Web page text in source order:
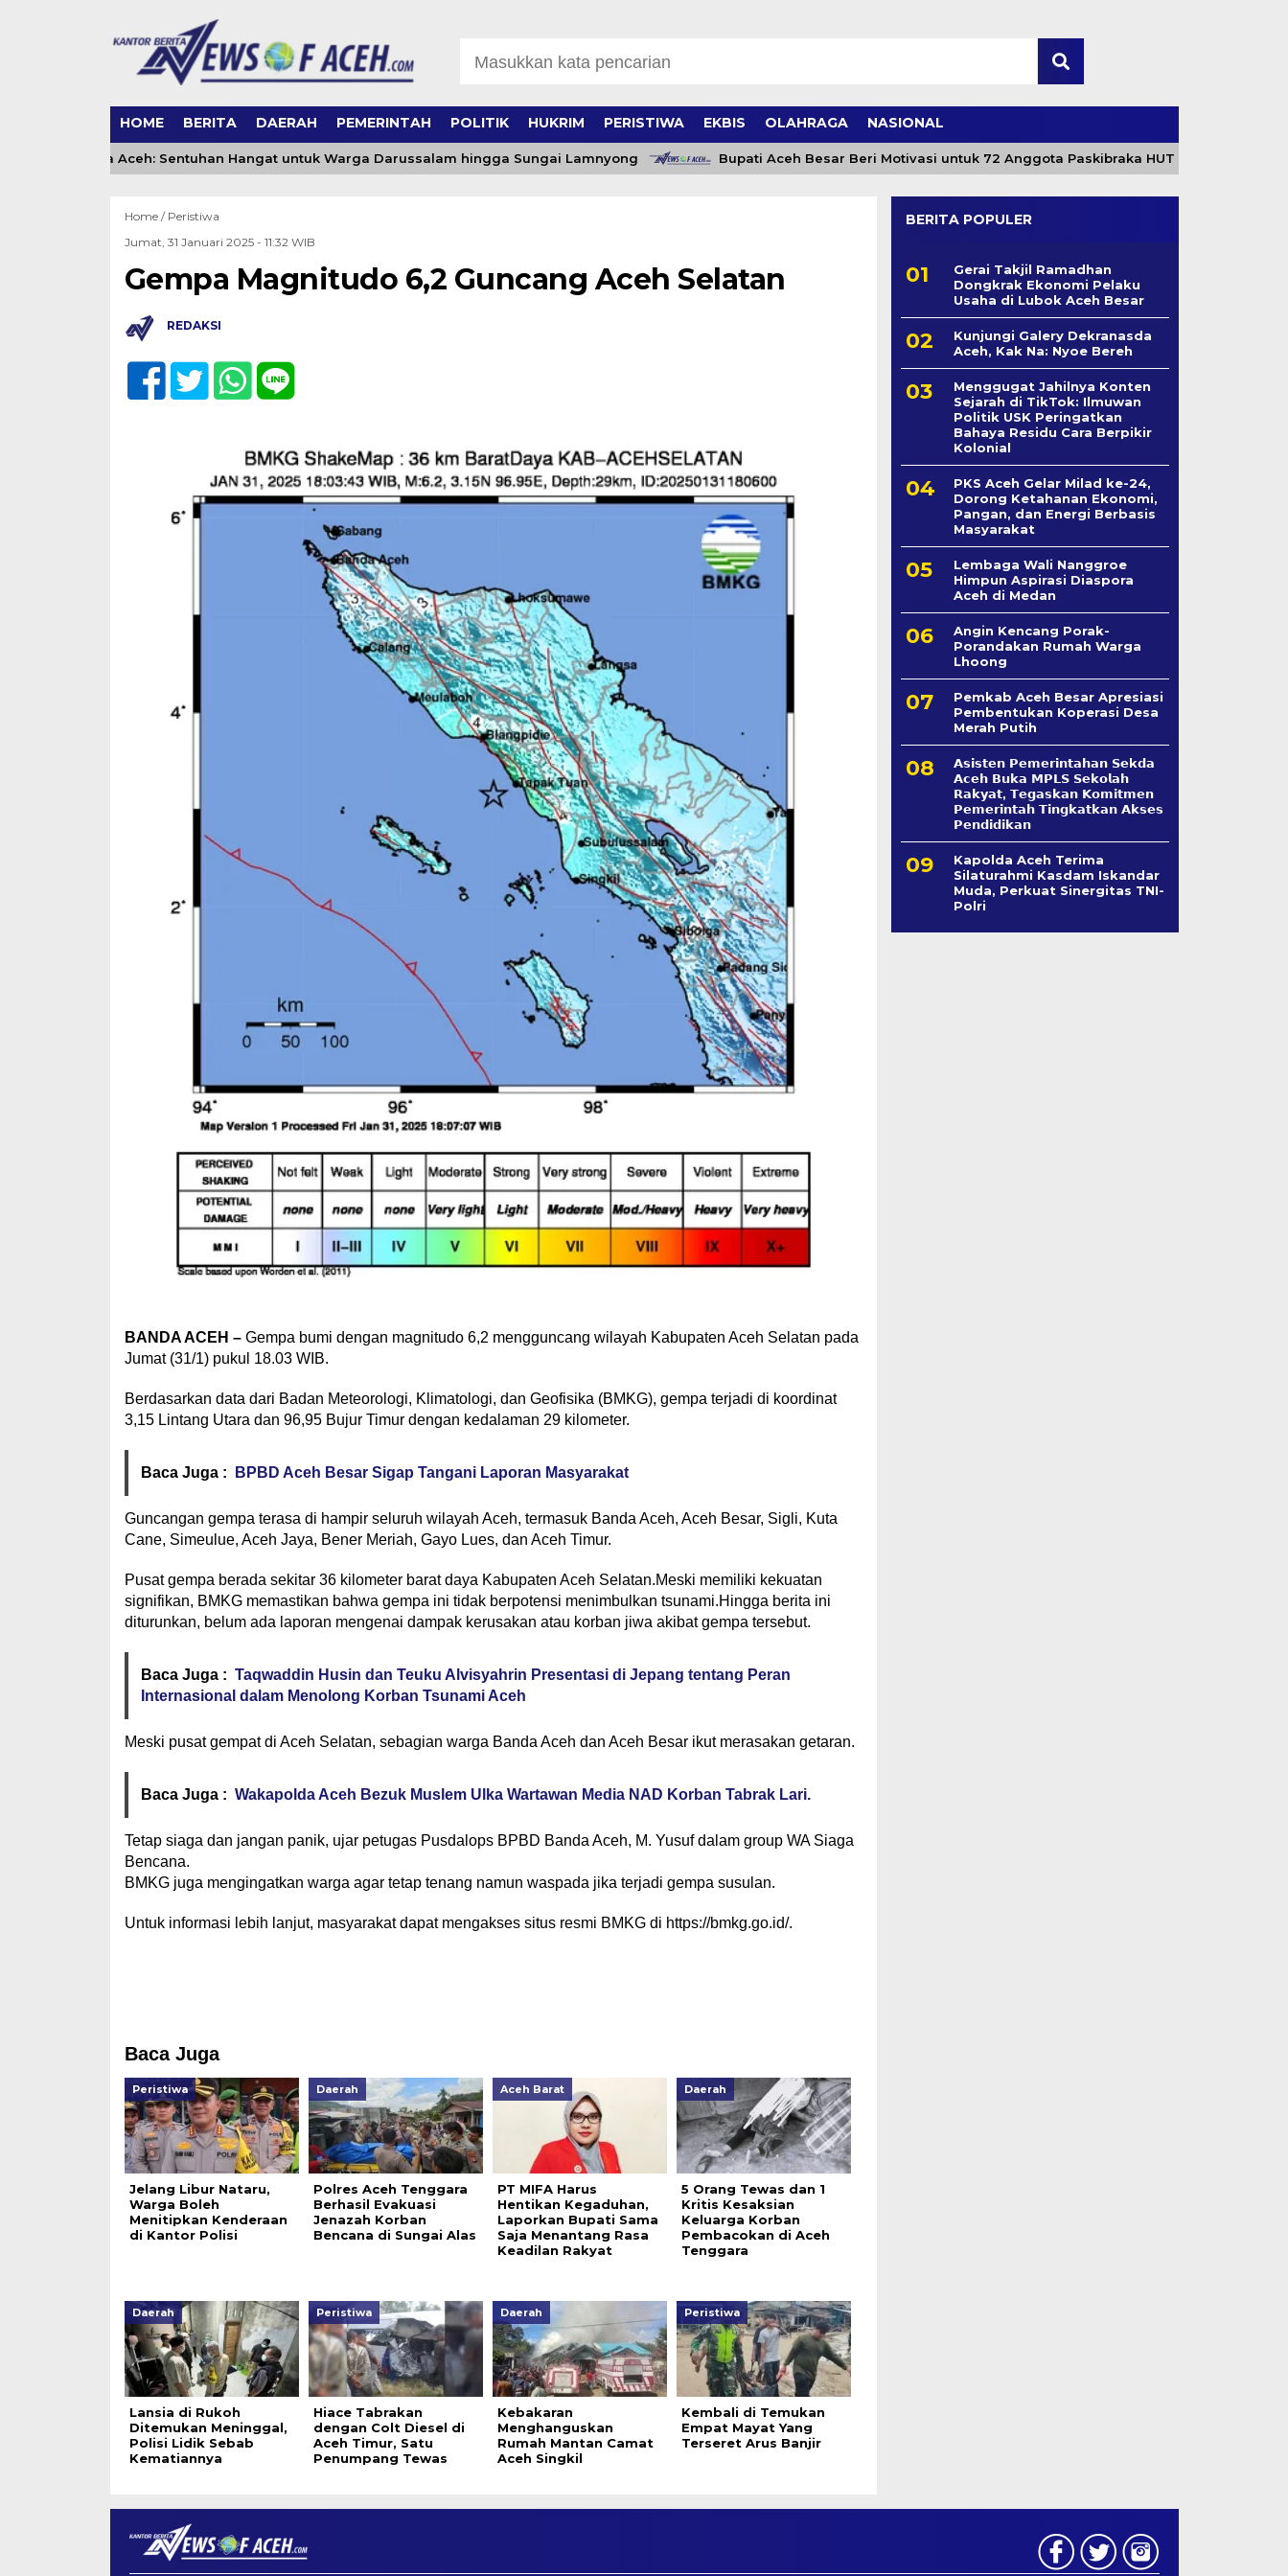
HOME BERITA DAERAH PEMERINTAH POLITIK HUKRIM PERISTIWA EKBIS OLAHRAGA NASIONAL
DSI Banda Aceh: Sentuhan Hangat untuk Warga Darussalam hingga Sungai Lamnyong Bupati Aceh Besar Beri Motivasi untuk 72 Anggota Paskibraka HUT ke-81 RI
Home / Peristiwa
Jumat, 31 Januari 2025 - 11:32 WIB
Gempa Magnitudo 6,2 Guncang Aceh Selatan
REDAKSI
BANDA ACEH –Gempa bumi dengan magnitudo 6,2 mengguncang wilayah Kabupaten Aceh Selatan pada
Jumat (31/1) pukul 18.03 WIB.
Berdasarkan data dari Badan Meteorologi, Klimatologi, dan Geofisika (BMKG), gempa terjadi di koordinat
3,15 Lintang Utara dan 96,95 Bujur Timur dengan kedalaman 29 kilometer.
Baca Juga : BPBD Aceh Besar Sigap Tangani Laporan Masyarakat
Guncangan gempa terasa di hampir seluruh wilayah Aceh, termasuk Banda Aceh, Aceh Besar, Sigli, Kuta
Cane, Simeulue, Aceh Jaya, Bener Meriah, Gayo Lues, dan Aceh Timur.
Pusat gempa berada sekitar 36 kilometer barat daya Kabupaten Aceh Selatan.Meski memiliki kekuatan
signifikan, BMKG memastikan bahwa gempa ini tidak berpotensi menimbulkan tsunami.Hingga berita ini
diturunkan, belum ada laporan mengenai dampak kerusakan atau korban jiwa akibat gempa tersebut.
Baca Juga : Taqwaddin Husin dan Teuku Alvisyahrin Presentasi di Jepang tentang Peran
Internasional dalam Menolong Korban Tsunami Aceh
Meski pusat gempat di Aceh Selatan, sebagian warga Banda Aceh dan Aceh Besar ikut merasakan getaran.
Baca Juga : Wakapolda Aceh Bezuk Muslem Ulka Wartawan Media NAD Korban Tabrak Lari.
Tetap siaga dan jangan panik, ujar petugas Pusdalops BPBD Banda Aceh, M. Yusuf dalam group WA Siaga
Bencana.
BMKG juga mengingatkan warga agar tetap tenang namun waspada jika terjadi gempa susulan.
Untuk informasi lebih lanjut, masyarakat dapat mengakses situs resmi BMKG di https://bmkg.go.id/.
Baca Juga
Peristiwa
Jelang Libur Nataru,
Warga Boleh
Menitipkan Kenderaan
di Kantor Polisi
Daerah
Polres Aceh Tenggara
Berhasil Evakuasi
Jenazah Korban
Bencana di Sungai Alas
Aceh Barat
PT MIFA Harus
Hentikan Kegaduhan,
Laporkan Bupati Sama
Saja Menantang Rasa
Keadilan Rakyat
Daerah
5 Orang Tewas dan 1
Kritis Kesaksian
Keluarga Korban
Pembacokan di Aceh
Tenggara
Daerah
Lansia di Rukoh
Ditemukan Meninggal,
Polisi Lidik Sebab
Kematiannya
Peristiwa
Hiace Tabrakan
dengan Colt Diesel di
Aceh Timur, Satu
Penumpang Tewas
Daerah
Kebakaran
Menghanguskan
Rumah Mantan Camat
Aceh Singkil
Peristiwa
Kembali di Temukan
Empat Mayat Yang
Terseret Arus Banjir
BERITA POPULER
Gerai Takjil Ramadhan
Dongkrak Ekonomi Pelaku
Usaha di Lubok Aceh Besar
Kunjungi Galery Dekranasda
Aceh, Kak Na: Nyoe Bereh
Menggugat Jahilnya Konten
Sejarah di TikTok: Ilmuwan
Politik USK Peringatkan
Bahaya Residu Cara Berpikir
Kolonial
PKS Aceh Gelar Milad ke-24,
Dorong Ketahanan Ekonomi,
Pangan, dan Energi Berbasis
Masyarakat
Lembaga Wali Nanggroe
Himpun Aspirasi Diaspora
Aceh di Medan
Angin Kencang Porak-
Porandakan Rumah Warga
Lhoong
Pemkab Aceh Besar Apresiasi
Pembentukan Koperasi Desa
Merah Putih
𝗔𝘀𝗶𝘀𝘁𝗲𝗻 𝗣𝗲𝗺𝗲𝗿𝗶𝗻𝘁𝗮𝗵𝗮𝗻 𝗦𝗲k𝗱𝗮
𝗔𝗰𝗲𝗵 𝗕𝘂𝗸𝗮 𝗠𝗣𝗟𝗦 𝗦𝗲𝗸𝗼𝗹𝗮𝗵
𝗥𝗮𝗸𝘆𝗮𝘁, 𝗧𝗲𝗴𝗮𝘀𝗸𝗮𝗻 𝗞𝗼𝗺𝗶𝘁𝗺𝗲𝗻
𝗣𝗲𝗺𝗲𝗿𝗶𝗻𝘁𝗮𝗵 𝗧𝗶𝗻𝗴𝗸𝗮𝘁𝗸𝗮𝗻 𝗔𝗸𝘀𝗲𝘀
𝗣𝗲𝗻𝗱𝗶𝗱𝗶𝗸𝗮𝗻
Kapolda Aceh Terima
Silaturahmi Kasdam Iskandar
Muda, Perkuat Sinergitas TNI-
Polri